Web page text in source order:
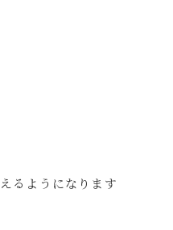
るようになります